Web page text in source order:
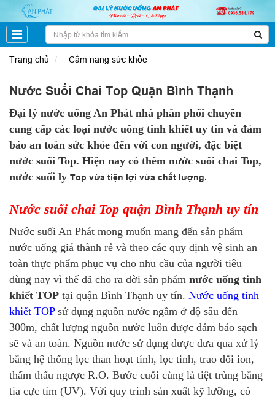
Trang chủ Cẩm nang sức khỏe
Nước Suối Chai Top Quận Bình Thạnh
Đại lý nước uống An Phát nhà phân phối chuyên
cung cấp các loại nước uống tinh khiết uy tín và đảm
bảo an toàn sức khỏe đến với con người, đặc biệt
nước suối Top. Hiện nay có thêm nước suối chai Top,
nước suối ly Top vừa tiện lợi vừa chất lượng.
Nước suối chai Top quận Bình Thạnh uy tín
Nước suối An Phát mong muốn mang đến sản phẩm
nước uống giá thành rẻ và theo các quy định vệ sinh an
toàn thực phẩm phục vụ cho nhu cầu của người tiêu
dùng nay vì thế đã cho ra đời sản phẩm nước uống tinh
khiết TOP tại quận Bình Thạnh uy tín. Nước uống tinh
khiết TOPsử dụng nguồn nước ngầm ở độ sâu đến
300m, chất lượng nguồn nước luôn được đảm bảo sạch
sẽ và an toàn. Nguồn nước sử dụng được đưa qua xử lý
bằng hệ thống lọc than hoạt tính, lọc tinh, trao đổi ion,
thẩm thấu ngược R.O. Bước cuối cùng là tiệt trùng bằng
tia cực tím (UV). Với quy trình sản xuất kỹ lưỡng, có